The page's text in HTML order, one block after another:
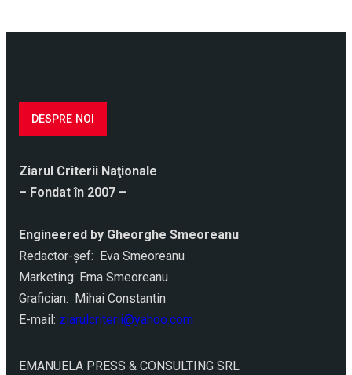
DESPRE NOI
Ziarul Criterii Naţionale
– Fondat în 2007 –
Engineered by Gheorghe Smeoreanu
Redactor-şef: Eva Smeoreanu
Marketing: Ema Smeoreanu
Grafician: Mihai Constantin
E-mail: ziarulcriterii@yahoo.com
EMANUELA PRESS & CONSULTING SRL